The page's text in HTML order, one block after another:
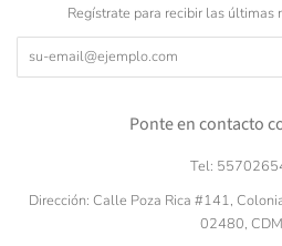
Regístrate para recibir las últimas
Ponte en contacto
Tel:
Dirección: Calle Poza Rica #141,
02480,